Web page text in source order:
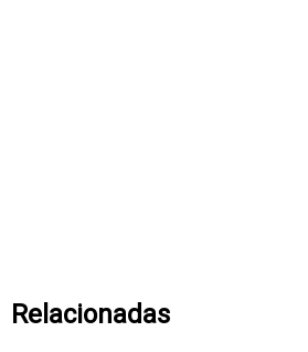
Relacionadas